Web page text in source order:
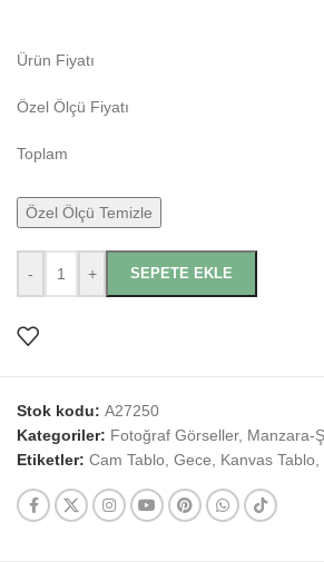
Ürün Fiyatı
Özel Ölçü Fiyatı
Toplam
Özel Ölçü Temizle
- + SEPETE EKLE
Stok kodu: A27250
Kategoriler: Fotoğraf Görseller, Manzara-
Etiketler: Cam Tablo, Gece, Kanvas Tablo,